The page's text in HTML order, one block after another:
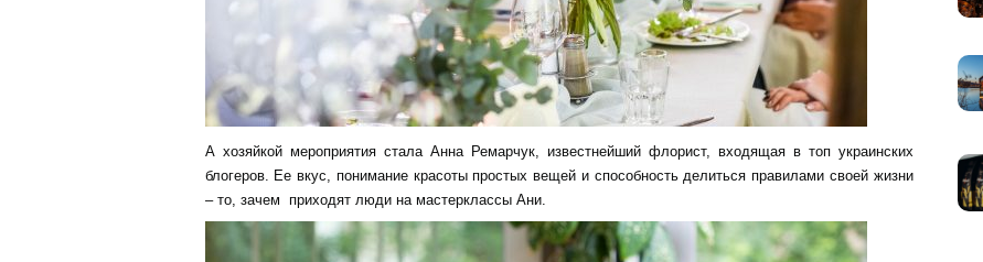
А хозяйкой мероприятия стала Анна Ремарчук, известнейший флорист, входящая в топ украинских
блогеров. Ее вкус, понимание красоты простых вещей и способность делиться правилами своей жизни
– то, зачем приходят люди на мастерклассы Ани.